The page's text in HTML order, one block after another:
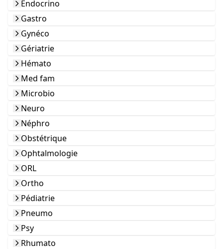
Endocrino
Gastro
Gynéco
Gériatrie
Hémato
Med fam
Microbio
Neuro
Néphro
Obstétrique
Ophtalmologie
ORL
Ortho
Pédiatrie
Pneumo
Psy
Rhumato